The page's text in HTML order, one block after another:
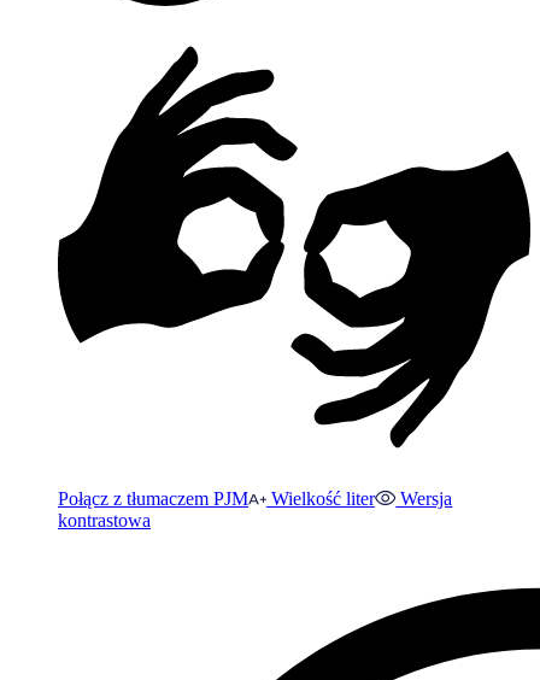
Połącz z tłumaczem PJM Wielkość liter
Wersja
kontrastowa